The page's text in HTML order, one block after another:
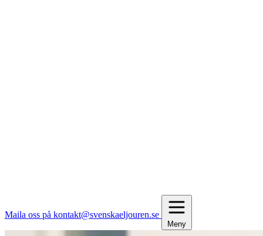
Maila oss på kontakt@svenskaeljouren.se
Meny